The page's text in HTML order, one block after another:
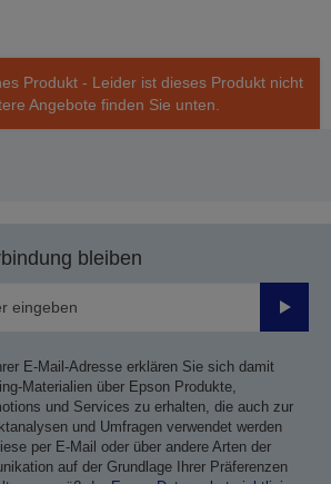
Produkt - Leider ist dieses Produkt nicht
Angebote finden Sie unten.
bleiben
E-Mail-Adresse erklären Sie sich damit
Materialien über Epson Produkte,
und Services zu erhalten, die auch zur
und Umfragen verwendet werden
per E-Mail oder über andere Arten der
auf der Grundlage Ihrer Präferenzen